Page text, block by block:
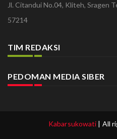
Jl. Citandui No.04, Kliteh, Sragen
57214
TIM REDAKSI
PEDOMAN MEDIA SIBER
Kabarsukowati | All